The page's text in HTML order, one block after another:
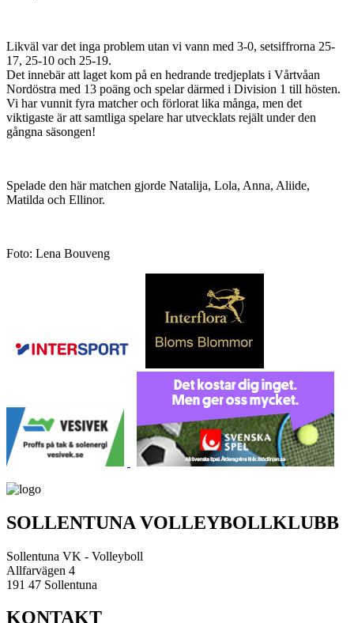
Likväl var det inga problem utan vi vann med 3-0, setsiffrorna 25-
17, 25-10 och 25-19.
Det innebär att laget kom på en hedrande tredjeplats i Vårtvåan
Nordöstra med 13 poäng och spelar därmed i Division 1 till hösten.
Vi har vunnit fyra matcher och förlorat lika många, men det
viktigaste är att samtliga spelare har utvecklats rejält under den
gångna säsongen!
Spelade den här matchen gjorde Natalija, Lola, Anna, Aliide,
Matilda och Ellinor.
Foto: Lena Bouveng
SOLLENTUNA VOLLEYBOLLKLUBB
Sollentuna VK - Volleyboll
Allfarvägen 4
191 47 Sollentuna
KONTAKT